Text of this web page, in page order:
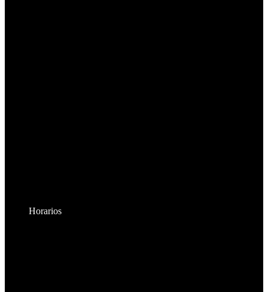
Horarios